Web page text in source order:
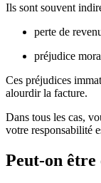
Ils sont souvent
perte de
préjudice
Ces préjudices
alourdir la facture.
Dans tous les cas,
votre responsabilité
Peut-on être